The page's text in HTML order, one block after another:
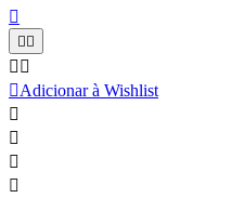


 
Adicionar à Wishlist



